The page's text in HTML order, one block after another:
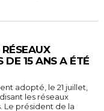
DE 15 ANS A ÉTÉ
adopté, le 21 juillet,
les réseaux
Le président de la